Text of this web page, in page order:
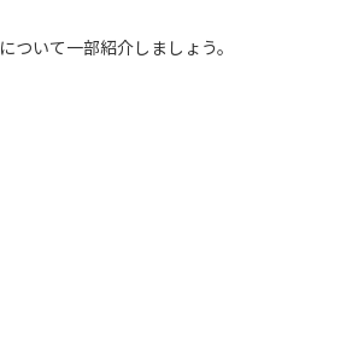
について一部紹介しましょう。